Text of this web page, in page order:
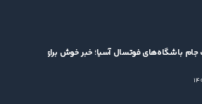
باشگاه‌های فوتسال آسیا؛ خبر خوش برای فوتسال